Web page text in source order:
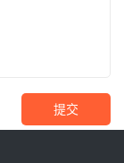
提交